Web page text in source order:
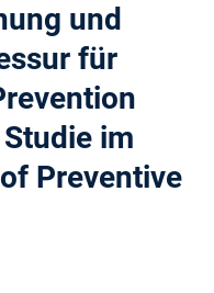
und
für
im
Preventive